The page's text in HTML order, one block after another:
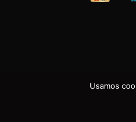
ASSECONT
Usamos